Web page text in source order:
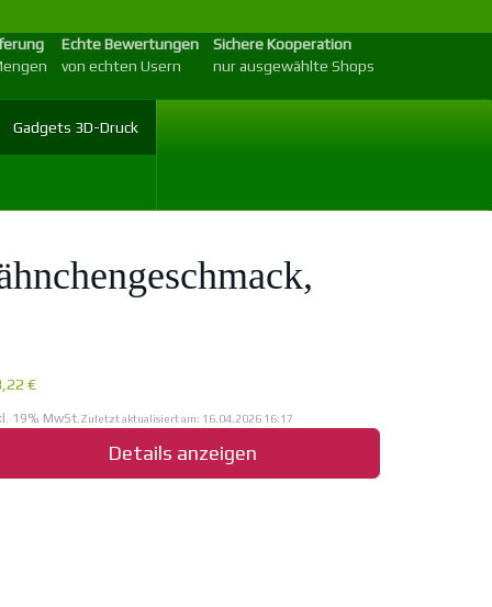
Echte Bewertungen
von echten Usern
Sichere Kooperation
nur ausgewählte Shops
Gadgets 3D-Druck
€
19% MwSt.Zuletzt aktualisiert am: 16.04.2026 16:17
Details anzeigen